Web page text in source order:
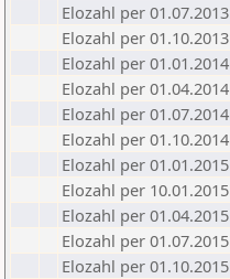
Elozahl per 01.07.2013
Elozahl per 01.10.2013
Elozahl per 01.01.2014
Elozahl per 01.04.2014
Elozahl per 01.07.2014
Elozahl per 01.10.2014
Elozahl per 01.01.2015
Elozahl per 10.01.2015
Elozahl per 01.04.2015
Elozahl per 01.07.2015
Elozahl per 01.10.2015